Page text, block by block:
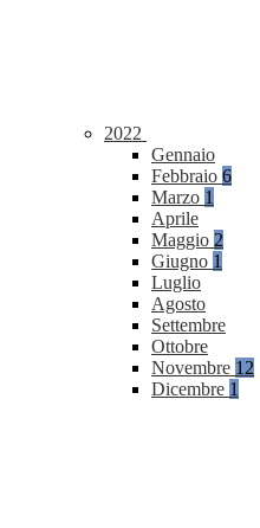
2022
Gennaio
Febbraio 6
Marzo 1
Aprile
Maggio 2
Giugno 1
Luglio
Agosto
Settembre
Ottobre
Novembre 12
Dicembre 1